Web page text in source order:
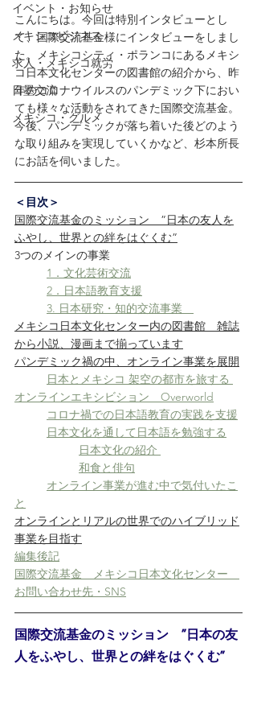
イベント・お知らせ
メキシコビジネス
求人・メキシコ就労
日墨交流
メキシコ・グルメ
こんにちは。今回は特別インタビューとし
て、国際交流基金様にインタビューをしまし
た。メキシコシティ・ポランコにあるメキシ
コ日本文化センターの図書館の紹介から、昨
年のコロナウイルスのパンデミック下におい
ても様々な活動をされてきた国際交流基金。
今後、パンデミックが落ち着いた後どのよう
な取り組みを実現していくかなど、杉本所長
にお話を伺いました。
＜目次＞
国際交流基金のミッション　”日本の友人を
ふやし、世界との絆をはぐくむ”
3つのメインの事業
1．文化芸術交流
2．日本語教育支援
3. 日本研究・知的交流事業
メキシコ日本文化センター内の図書館　雑誌
から小説、漫画まで揃っています
パンデミック禍の中、オンライン事業を展開
日本とメキシコ 架空の都市を旅する
オンラインエキシビション　Overworld
コロナ禍での日本語教育の実践を支援
日本文化を通して日本語を勉強する
日本文化の紹介
和食と俳句
オンライン事業が進む中で気付いたこ
と
オンラインとリアルの世界でのハイブリッド
事業を目指す
編集後記
国際交流基金　メキシコ日本文化センター
お問い合わせ先・SNS
国際交流基金のミッション　”日本の友
人をふやし、世界との絆をはぐくむ”